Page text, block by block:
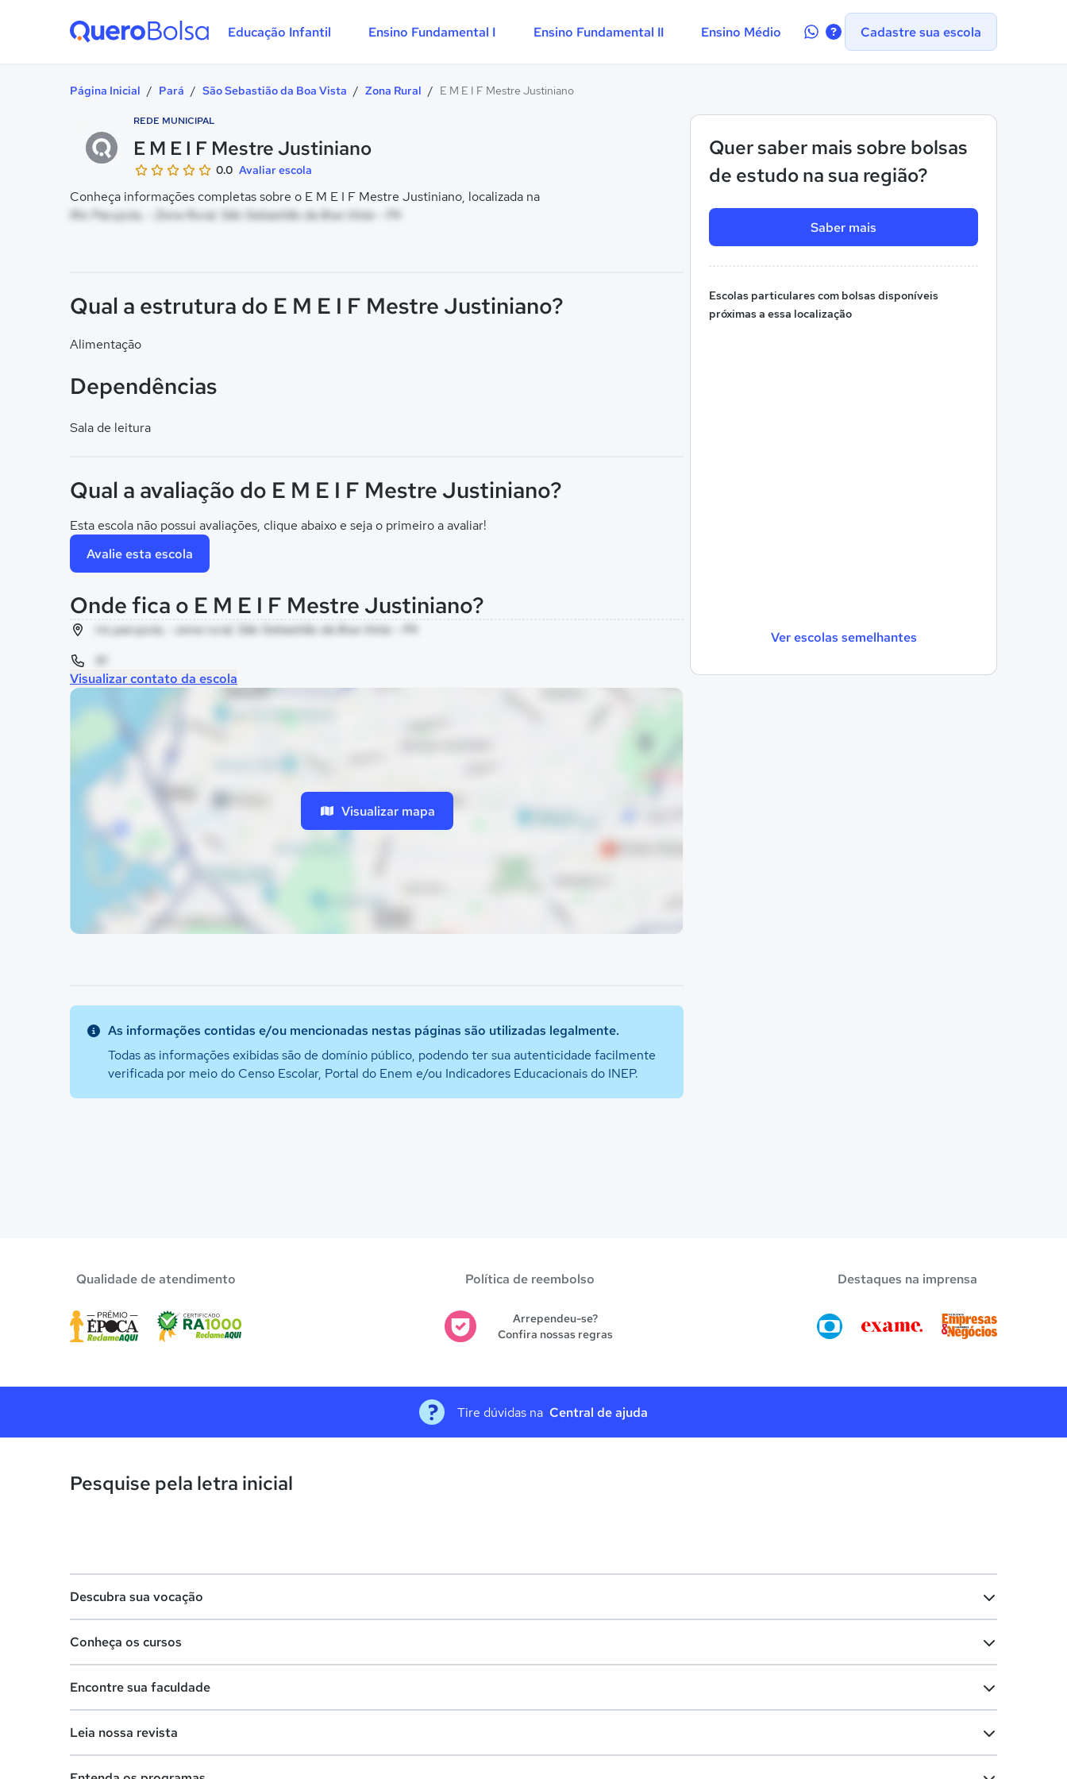
Educação Infantil Ensino Fundamental I Ensino Fundamental II Ensino Médio
Contate-Cadastre sua escola
Página Inicial / Pará / São Sebastião da Boa Vista / Zona Rural / E M E I F Mestre Justiniano
REDE MUNICIPAL
E M E I F Mestre Justiniano
0.0 Avaliar escola
Conheça informações completas sobre o E M E I F Mestre Justiniano, localizada na
Rio Pacujuta, - Zona Rural, São Sebastião da Boa Vista - PA
Quer saber mais sobre bolsas
de estudo na sua região?
Saber mais
Escolas particulares com bolsas disponíveis
próximas a essa localização
Ver escolas semelhantes
Qual a estrutura do E M E I F Mestre Justiniano?
Alimentação
Dependências
Sala de leitura
Qual a avaliação do E M E I F Mestre Justiniano?
Esta escola não possui avaliações, clique abaixo e seja o primeiro a avaliar!
Avalie esta escola
Onde fica o E M E I F Mestre Justiniano?
rio pacujuta, - zona rural, São Sebastião da Boa Vista - PA
Visualizar contato da escola
Visualizar mapa
As informações contidas e/ou mencionadas nestas páginas são utilizadas legalmente.
Todas as informações exibidas são de domínio público, podendo ter sua autenticidade facilmente
verificada por meio do Censo Escolar, Portal do Enem e/ou Indicadores Educacionais do INEP.
Qualidade de atendimento Política de reembolso
Arrependeu-se?
Confira nossas regras
Destaques na imprensa
Tire dúvidas na Central de ajuda
Pesquise pela letra inicial
Descubra sua vocação
Lista de profissões
Conheça os cursos
Cursos de graduação
Encontre sua faculdade
Leia nossa revista